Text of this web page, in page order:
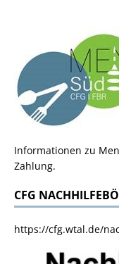
Informationen zu
Zahlung.
CFG
https://cfg.wtal.de/